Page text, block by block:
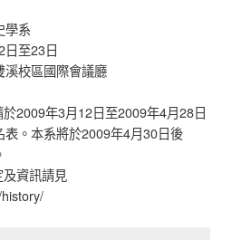
學系
至23日
校區國際會議廳
2009年3月12日至2009年4月28日
表。本系將於2009年4月30日後
資訊請見